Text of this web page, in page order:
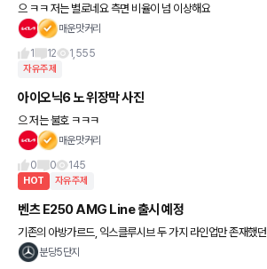
으 ㅋㅋ 저는 별로네요 측면 비율이 넘 이상해요
매운맛커리
1
12 1,555
자유주제
아이오닉6 노 위장막 사진
으 저는 불호 ㅋㅋㅋ
매운맛커리
0
0 145
HOT 자유주제
벤츠 E250 AMG Line 출시 예정
기존의 아방가르드, 익스클루시브 두 가지 라인업만 존재했던 E250
에 23년식부터 AMG 라인이 추가 될 예정입니다. 상품 정보 일부가
분당5단지